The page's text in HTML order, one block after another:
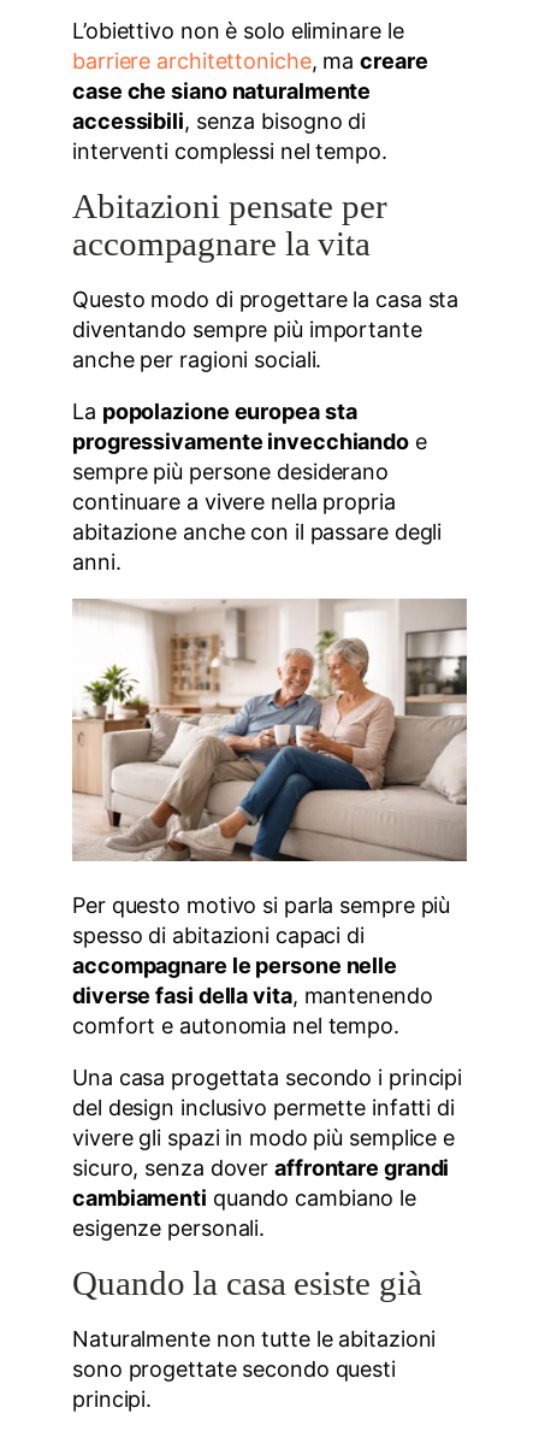
L’obiettivo non è solo eliminare le
barriere architettoniche, macreare
case che siano naturalmente
accessibili, senza bisogno di
interventi complessi nel tempo.
Abitazioni pensate per
accompagnare la vita
Questo modo di progettare la casa sta
diventando sempre più importante
anche per ragioni sociali.
La popolazione europea sta
progressivamente invecchiando e
sempre più persone desiderano
continuare a vivere nella propria
abitazione anche con il passare degli
anni.
Per questo motivo si parla sempre più
spesso di abitazioni capaci di
accompagnare le persone nelle
diverse fasi della vita, mantenendo
comfort e autonomia nel tempo.
Una casa progettata secondo i principi
del design inclusivo permette infatti di
vivere gli spazi in modo più semplice e
sicuro, senza dover affrontare grandi
cambiamenti quando cambiano le
esigenze personali.
Quando la casa esiste già
Naturalmente non tutte le abitazioni
sono progettate secondo questi
principi.